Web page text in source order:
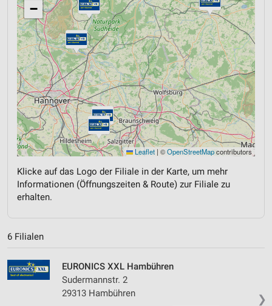
−
Leaflet | ©OpenStreetMapcontributors
Klicke auf das Logo der Filiale in der Karte, um mehr
Informationen (Öffnungszeiten & Route) zur Filiale zu
erhalten.
6 Filialen
❯
EURONICS XXL Hambühren
Sudermannstr. 2
29313 Hambühren